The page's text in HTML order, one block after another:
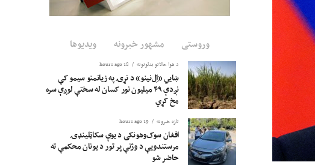
وروستی مشهور خبرونه ویدیوها
د هوا حالاتو بدلونونه 18 hours ago
ښايي «اِل‌نینو» د نړۍ په زیانمنو سیمو کې
نږدې ۴۹ میلیون نور کسان له سختې لوږې سره
مخ کړي
تازه خبرونه 19 hours ago
افغان سوک‌وهونکی د یوې سکاټلینډۍ
مرستندویې د وژنې پر تور د یونان محکمې ته
حاضر شو